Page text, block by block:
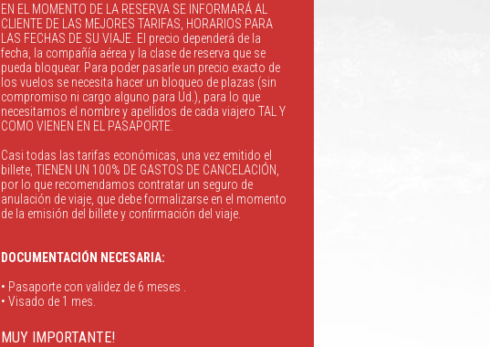
EN EL MOMENTO DE LA RESERVA SE INFORMARÁ AL
CLIENTE DE LAS MEJORES TARIFAS, HORARIOS PARA
LAS FECHAS DE SU VIAJE. El precio dependerá de la
fecha, la compañía aérea y la clase de reserva que se
pueda bloquear. Para poder pasarle un precio exacto de
los vuelos se necesita hacer un bloqueo de plazas (sin
compromiso ni cargo alguno para Ud.), para lo que
necesitamos el nombre y apellidos de cada viajero TAL Y
COMO VIENEN EN EL PASAPORTE.
Casi todas las tarifas económicas, una vez emitido el
billete, TIENEN UN 100% DE GASTOS DE CANCELACIÓN,
por lo que recomendamos contratar un seguro de
anulación de viaje, que debe formalizarse en el momento
de la emisión del billete y confirmación del viaje.
DOCUMENTACIÓN NECESARIA:
• Pasaporte con validez de 6 meses .
• Visado de 1 mes.
MUY IMPORTANTE!